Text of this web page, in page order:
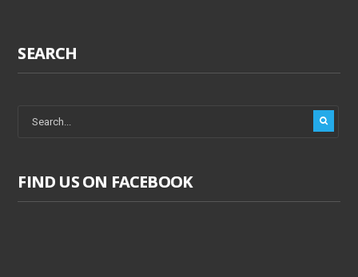
SEARCH
FIND US ON FACEBOOK